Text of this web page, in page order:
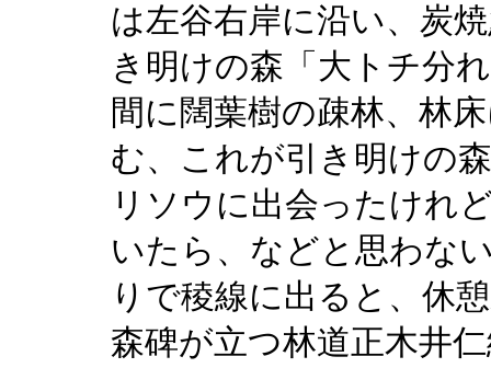
は左谷右岸に沿い、炭
き明けの森「大トチ分
間に闊葉樹の疎林、林
む、これが引き明けの
リソウに出会ったけれ
いたら、などと思わな
りで稜線に出ると、休
森碑が立つ林道正木井